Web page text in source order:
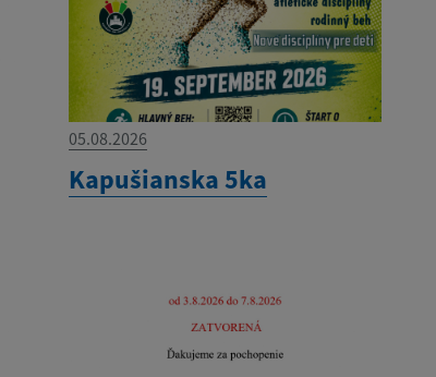
05.08.2026
Kapušianska 5ka